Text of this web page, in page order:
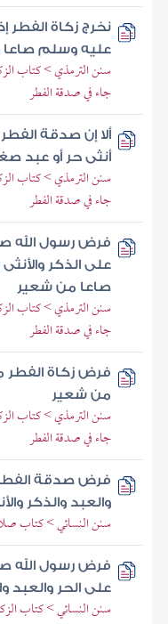
نخرج زكاة الفطر
عليه وسلم
سنن الترمذي > كتاب
جاء في صدقة الفطر
ألا إن صدقة
أنثى حر أو عبد
سنن الترمذي > كتاب
جاء في صدقة الفطر
فرض رسول الله
على الذكر
صاعا من شعير
سنن الترمذي > كتاب
جاء في صدقة الفطر
فرض زكاة الفطر
من شعير
سنن الترمذي > كتاب
جاء في صدقة الفطر
فرض صدقة الفطر
والعبد والذكر
سنن النسائي > كتاب
فرض رسول الله
على الحر والعبد
سنن النسائي > كتاب